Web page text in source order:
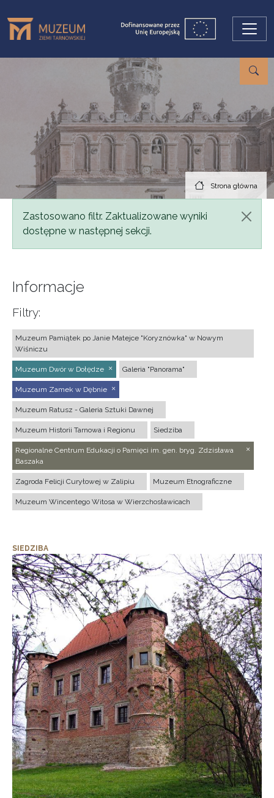
Strona główna
Komunikat
Zastosowano filtr. Zaktualizowane wyniki
dostępne w następnej sekcji.
Informacje
Filtry:
Muzeum Pamiątek po Janie Matejce "Koryznówka" w Nowym
Wiśniczu
Muzeum Dwór w Dołędze Galeria "Panorama"
Muzeum Zamek w Dębnie
Muzeum Ratusz - Galeria Sztuki Dawnej
Muzeum Historii Tarnowa i Regionu Siedziba
Regionalne Centrum Edukacji o Pamięci im. gen. bryg. Zdzisława
Baszaka
Zagroda Felicji Curyłowej w Zalipiu Muzeum Etnograficzne
Muzeum Wincentego Witosa w Wierzchosławicach
SIEDZIBA